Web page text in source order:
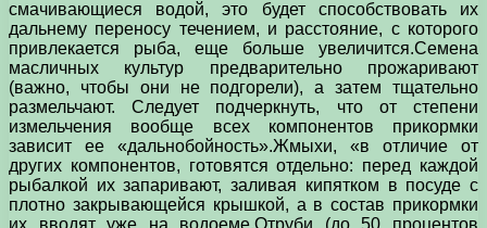
смачивающиеся водой, это будет способствовать их
дальнему переносу течением, и расстояние, с которого
привлекается рыба, еще больше увеличится.Семена
масличных культур предварительно прожаривают
(важно, чтобы они не подгорели), а затем тщательно
размельчают. Следует подчеркнуть, что от степени
измельчения вообще всех компонентов прикормки
зависит ее «дальнобойность».Жмыхи, «в отличие от
других компонентов, готовятся отдельно: перед каждой
рыбалкой их запаривают, заливая кипятком в посуде с
плотно закрывающейся крышкой, а в состав прикормки